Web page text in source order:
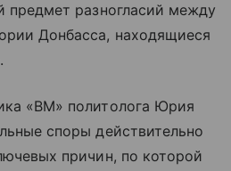
предмет разногласий между
Донбасса, находящиеся
«ВМ» политолога Юрия
споры действительно
причин, по которой